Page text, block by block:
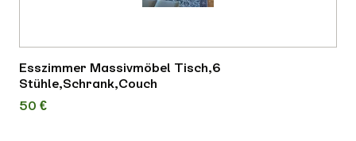
Esszimmer Massivmöbel Tisch,6
Stühle,Schrank,Couch
50 €